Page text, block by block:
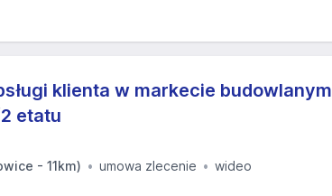
klienta w markecie budowlanym
etatu
- 11km)
umowa zlecenie wideo